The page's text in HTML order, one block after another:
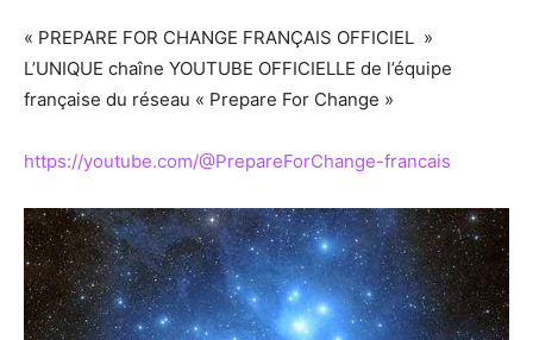
« PREPARE FOR CHANGE FRANÇAIS OFFICIEL »
L’UNIQUE chaîne YOUTUBE OFFICIELLE de l’équipe
française du réseau « Prepare For Change »
https://youtube.com/@PrepareForChange-francais